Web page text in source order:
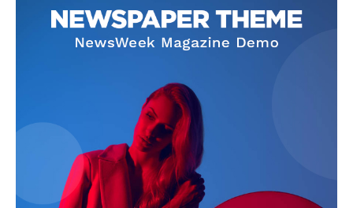
Company
마이페이지
광고 및 제휴문의
구독자 의견
개인정보취급방침